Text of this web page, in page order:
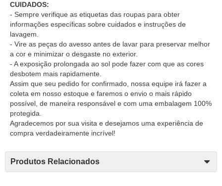
CUIDADOS:
- Sempre verifique as etiquetas das roupas para obter
informações específicas sobre cuidados e instruções de
lavagem.
- Vire as peças do avesso antes de lavar para preservar melhor
a cor e minimizar o desgaste no exterior.
- A exposição prolongada ao sol pode fazer com que as cores
desbotem mais rapidamente.
Assim que seu pedido for confirmado, nossa equipe irá fazer a
coleta em nosso estoque e faremos o envio o mais rápido
possível, de maneira responsável e com uma embalagem 100%
protegida.
Agradecemos por sua visita e desejamos uma experiência de
compra verdadeiramente incrível!
Produtos Relacionados